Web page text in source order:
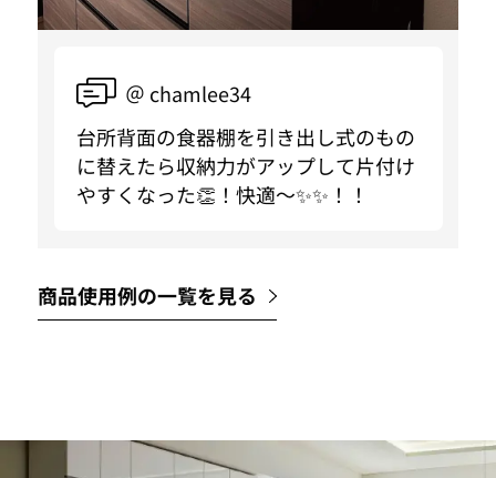
＠ chamlee34
台所背面の食器棚を引き出し式のもの
に替えたら収納力がアップして片付け
やすくなった👏！快適〜✨✨！！
商品使用例の一覧を見る